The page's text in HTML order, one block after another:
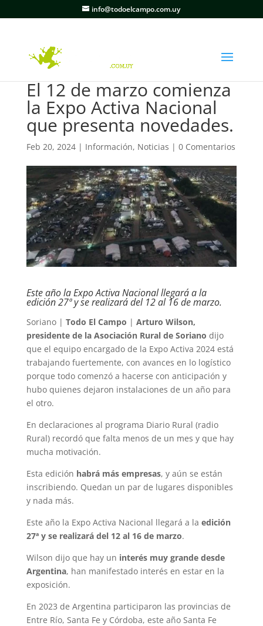
info@todoelcampo.com.uy
El 12 de marzo comienza
la Expo Activa Nacional
que presenta novedades.
Feb 20, 2024| Información, Noticias | 0 Comentarios
Este año la Expo Activa Nacional llegará a la
edición 27ª y se realizará del 12 al 16 de marzo.
Soriano | Todo El Campo | Arturo Wilson,
presidente de la Asociación Rural de Soriano dijo
que el equipo encargado de la Expo Activa 2024 está
trabajando fuertemente, con avances en lo logístico
porque todo comenzó a hacerse con anticipación y
hubo quienes dejaron instalaciones de un año para
el otro.
En declaraciones al programa Diario Rural (radio
Rural) recordó que falta menos de un mes y que hay
mucha motivación.
Esta edición habrá más empresas, y aún se están
inscribiendo. Quedan un par de lugares disponibles
y nada más.
Este año la Expo Activa Nacional llegará a la edición
27ª y se realizará del 12 al 16 de marzo.
Wilson dijo que hay un interés muy grande desde
Argentina, han manifestado interés en estar en la
exposición.
En 2023 de Argentina participaron las provincias de
Entre Río, Santa Fe y Córdoba, este año Santa Fe